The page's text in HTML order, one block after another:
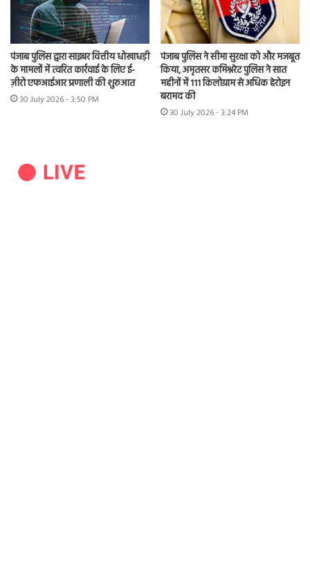
पंजाब पुलिस द्वारा साइबर वित्तीय धोखाधड़ी
के मामलों में त्वरित कार्रवाई के लिए ई-
ज़ीरो एफआईआर प्रणाली की शुरुआत
30 July 2026 - 3:50 PM
पंजाब पुलिस ने सीमा सुरक्षा को और मजबूत
किया, अमृतसर कमिश्नरेट पुलिस ने सात
महीनों में 111 किलोग्राम से अधिक हेरोइन
बरामद की
30 July 2026 - 3:24 PM